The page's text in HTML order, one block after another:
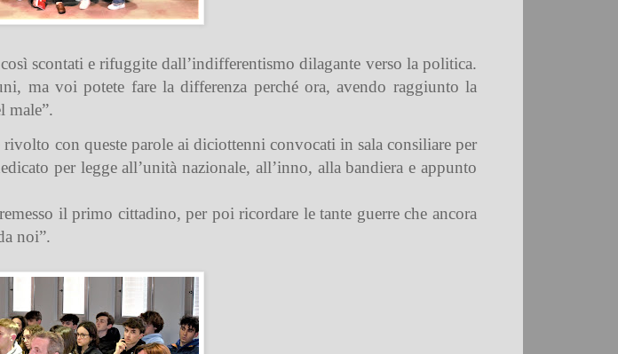
scontati e rifuggite dall’indifferentismo dilagante verso la politica.
ma voi potete fare la differenza perché ora, avendo raggiunto la
male”.
con queste parole ai diciottenni convocati in sala consiliare per
per legge all’unità nazionale, all’inno, alla bandiera e appunto
il primo cittadino, per poi ricordare le tante guerre che ancora
noi”.